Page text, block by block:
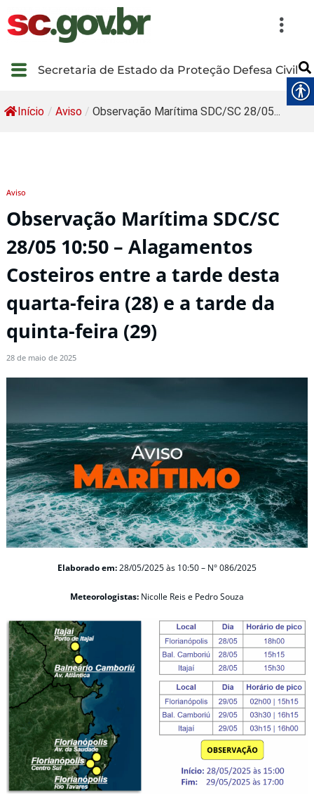
Secretaria de Estado da Proteção Defesa Civil
Início / Aviso / Observação Marítima SDC/SC 28/05...
Aviso
Observação Marítima SDC/SC
28/05 10:50 – Alagamentos
Costeiros entre a tarde desta
quarta-feira (28) e a tarde da
quinta-feira (29)
28 de maio de 2025
Elaborado em:28/05/2025às 10:50 – N° 086/2025
Meteorologistas: Nicolle Reis e Pedro Souza